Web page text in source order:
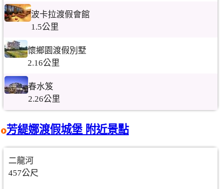
波卡拉渡假會館
1.5公里
懷鄉園渡假別墅
2.16公里
春水笈
2.26公里
芳緹娜渡假城堡 附近景點
二龍河
457公尺